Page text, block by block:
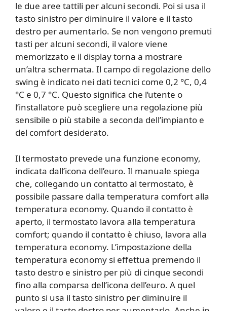
le due aree tattili per alcuni secondi. Poi si usa il
tasto sinistro per diminuire il valore e il tasto
destro per aumentarlo. Se non vengono premuti
tasti per alcuni secondi, il valore viene
memorizzato e il display torna a mostrare
un’altra schermata. Il campo di regolazione dello
swing è indicato nei dati tecnici come 0,2 °C, 0,4
°C e 0,7 °C. Questo significa che l’utente o
l’installatore può scegliere una regolazione più
sensibile o più stabile a seconda dell’impianto e
del comfort desiderato.
Il termostato prevede una funzione economy,
indicata dall’icona dell’euro. Il manuale spiega
che, collegando un contatto al termostato, è
possibile passare dalla temperatura comfort alla
temperatura economy. Quando il contatto è
aperto, il termostato lavora alla temperatura
comfort; quando il contatto è chiuso, lavora alla
temperatura economy. L’impostazione della
temperatura economy si effettua premendo il
tasto destro e sinistro per più di cinque secondi
fino alla comparsa dell’icona dell’euro. A quel
punto si usa il tasto sinistro per diminuire il